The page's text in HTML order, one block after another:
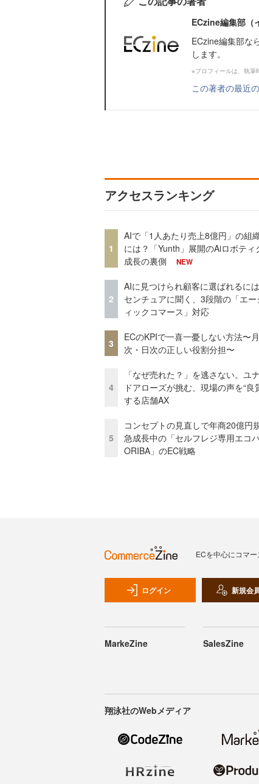
ECzine編集部（
ECzine編集部な
します。
※プロフィールは、執筆
この著者の最近
アクセスランキング
1
AIで「1人あたり売上8億円」の組
には？「Yunth」展開のAiロボティ
成長の裏側
NEW
2
AIに見つけられ顧客に選ばれるに
センチュアに聞く、3段階の「エー
ィックコマース」対応
3
ECのKPIで一喜一憂しない方法〜
次・日次の正しい役割分担〜
4
「なぜ売れた？」を逃さない。ユ
ドアローズが挑む、現場の声を“良
する店舗AX
5
コンセプトの見直しで年商20億円
急成長中の「セルフレジ専用エコ
ORIBA」のEC戦略
ECを中心にコマ
ログイン 新規会
MarkeZine SalesZine
翔泳社のWebメディア